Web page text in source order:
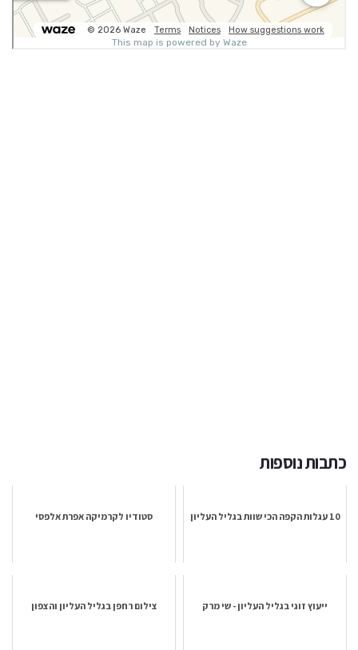
כתבות נוספות
10 עגלות הקפה הכי שוות בגליל העליון סטודיו לקרמיקה אפרת אלפסי
ייעוץ זוגי בגליל העליון - שי מרק צילום רחפן בגליל העליון והצפון